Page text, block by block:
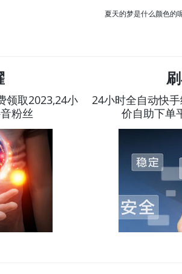
夏天的梦是什么颜色的
领取2023,24小
粉丝
24小时全自动快
价自助下单